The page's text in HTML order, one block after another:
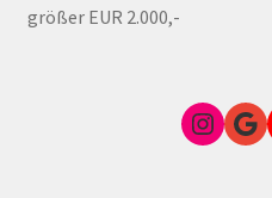
größer EUR 2.000,-
Google Link zum